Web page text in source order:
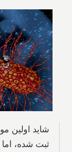
شاید اولین
ثبت شده، اما